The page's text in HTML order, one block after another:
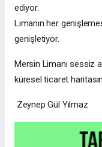
ediyor.
Limanın her
genişletiyor.
Mersin Limanı sessiz
küresel ticaret
Zeynep Gül Yılmaz